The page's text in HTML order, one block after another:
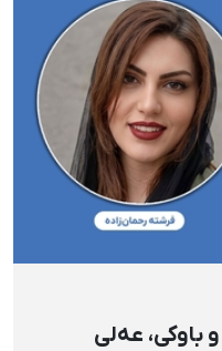
باوکی، عەلی